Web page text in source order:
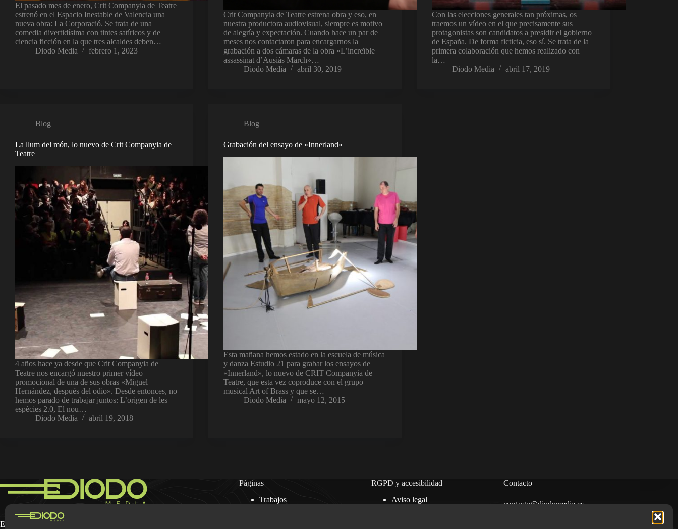
El pasado mes de enero, Crit Companyia de Teatre
estrenó en el Espacio Inestable de Valencia una
nueva obra: La Corporació. Se trata de una
comedia divertidísima con tintes satíricos y de
ciencia ficción en la que tres alcaldes deben…
Diodo Media
febrero 1, 2023
Crit Companyia de Teatre estrena obra y eso, en
nuestra productora audiovisual, siempre es motivo
de alegría y expectación. Cuando hace un par de
meses nos contactaron para encargarnos la
grabación a dos cámaras de la obra «L’increïble
assassinat d’Ausiàs March»…
Diodo Media
abril 30, 2019
Con las elecciones generales tan próximas, os
traemos un vídeo en el que precisamente sus
protagonistas son candidatos a presidir el gobierno
de España. De forma ficticia, eso sí. Se trata de la
primera colaboración que hemos realizado con
la…
Diodo Media
abril 17, 2019
Blog
La llum del món, lo nuevo de Crit Companyia de
Teatre
4 años hace ya desde que Crit Companyia de
Teatre nos encargó nuestro primer vídeo
promocional de una de sus obras «Miguel
Hernández, después del odio». Desde entonces, no
hemos parado de trabajar juntos: L’origen de les
espècies 2.0, El nou…
Diodo Media
abril 19, 2018
Blog
Grabación del ensayo de «Innerland»
Esta mañana hemos estado en la escuela de música
y danza Estudio 21 para grabar los ensayos de
«Innerland», lo nuevo de CRIT Companyia de
Teatre, que esta vez coproduce con el grupo
musical Art of Brass y que se…
Diodo Media
mayo 12, 2015
En Diodo Media nos dedicamos a la
Páginas
Trabajos
RGPD y accesibilidad
Aviso legal
Contacto
contacto@diodomedia.es